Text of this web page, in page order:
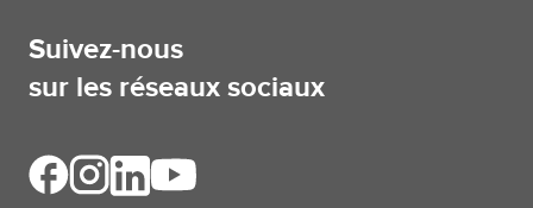
Suivez-nous
sur les réseaux sociaux